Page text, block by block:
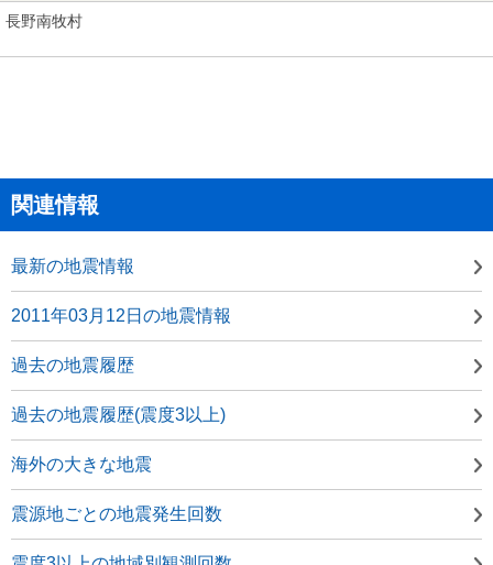
長野南牧村
関連情報
最新の地震情報
2011年03月12日の地震情報
過去の地震履歴
過去の地震履歴(震度3以上)
海外の大きな地震
震源地ごとの地震発生回数